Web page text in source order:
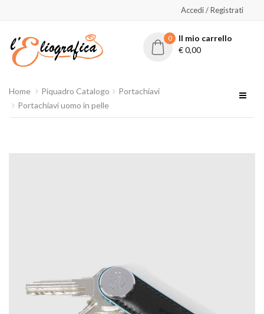
Accedi / Registrati
0
Il mio carrello
€0,00
Home Piquadro Catalogo
Portachiavi
Portachiavi uomo in pelle